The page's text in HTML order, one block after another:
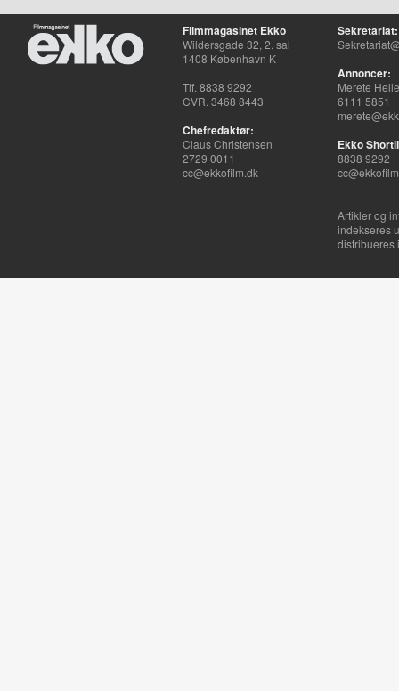
Filmmagasinet Ekko
Wildersgade 32, 2. sal
1408 København K
Tlf. 8838 9292
CVR. 3468 8443
Chefredaktør:
Claus Christensen
2729 0011
cc@ekkofilm.dk
Sekretariat:
Annoncer:
Merete
6111 5851
Ekko
8838 9292
Artikler og
indekseres
distribueres